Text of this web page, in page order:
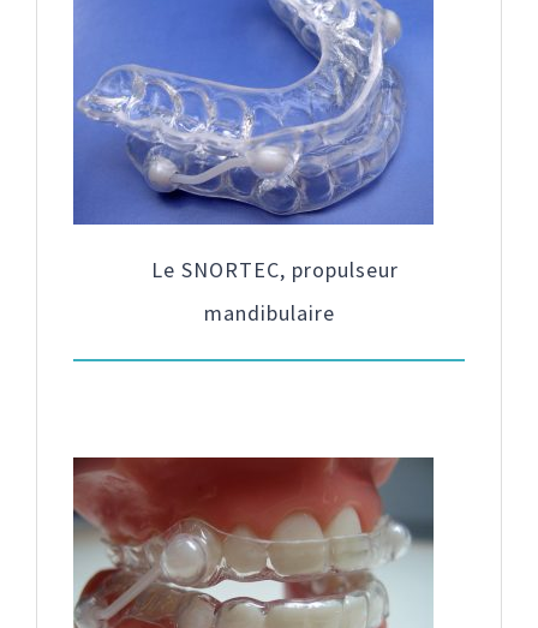
Le SNORTEC, propulseur
mandibulaire